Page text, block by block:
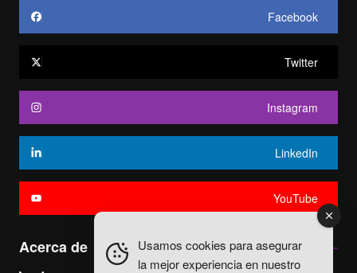
Facebook
Twitter
Instagram
LinkedIn
YouTube
Acerca de
Usamos cookies para asegurar
la mejor experiencia en nuestro